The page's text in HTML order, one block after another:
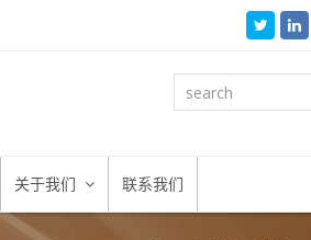
Twitter
关于我们 联系我们